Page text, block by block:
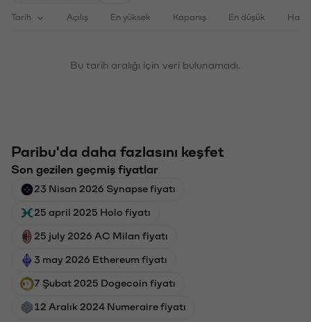
Tarih Açılış En yüksek Kapanış En düşük
Bu tarih aralığı için veri bulunamadı.
Paribu'da daha fazlasını keşfet
Son gezilen geçmiş fiyatlar
23 Nisan 2026 Synapse fiyatı
25 april 2025 Holo fiyatı
25 july 2026 AC Milan fiyatı
3 may 2026 Ethereum fiyatı
7 Şubat 2025 Dogecoin fiyatı
12 Aralık 2024 Numeraire fiyatı